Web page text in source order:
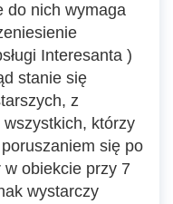
do nich wymaga
Interesanta )
stanie się
z
wszystkich, którzy
się po
obiekcie przy 7
wystarczy